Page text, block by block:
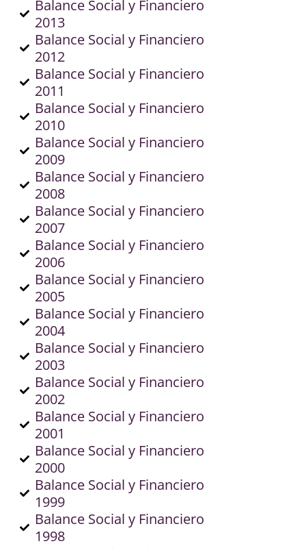
Balance Social y Financiero
2013
Balance Social y Financiero
2012
Balance Social y Financiero
2011
Balance Social y Financiero
2010
Balance Social y Financiero
2009
Balance Social y Financiero
2008
Balance Social y Financiero
2007
Balance Social y Financiero
2006
Balance Social y Financiero
2005
Balance Social y Financiero
2004
Balance Social y Financiero
2003
Balance Social y Financiero
2002
Balance Social y Financiero
2001
Balance Social y Financiero
2000
Balance Social y Financiero
1999
Balance Social y Financiero
1998